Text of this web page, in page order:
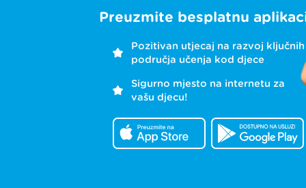
Preuzmite besplatnu
Pozitivan utjecaj na razvoj ključnih
područja učenja kod djece
Sigurno mjesto na internetu za
vašu djecu!